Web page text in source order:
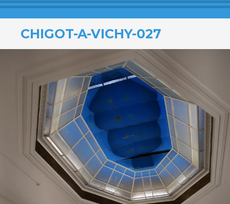
CHIGOT-A-VICHY-027